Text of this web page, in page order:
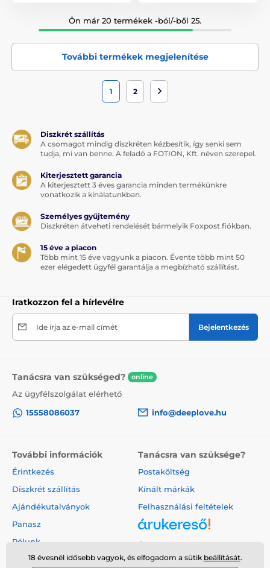
Ön már 20 termékek -ból/-ből 25.
További termékek megjelenítése
1 2
Diszkrét szállítás
A csomagot mindig diszkréten kézbesítik, így senki sem
tudja, mi van benne. A feladó a FOTION, Kft. néven szerepel.
Kiterjesztett garancia
A kiterjesztett 3 éves garancia minden termékünkre
vonatkozik a kínálatunkban.
Személyes gyűjtemény
Diszkréten átveheti rendelését bármelyik Foxpost fiókban.
15 éve a piacon
Több mint 15 éve vagyunk a piacon. Évente több mint 50
ezer elégedett ügyfél garantálja a megbízható szállítást.
Iratkozzon fel a hírlevélre
Ide írja az e-mail címét Bejelentkezés
Tanácsra van szükséged? online
Az ügyfélszolgálat elérhető
15558086037
info@deeplove.hu
További információk
Érintkezés
Diszkrét szállítás
Ajándékutalványok
Panasz
Rólunk
Tanácsra van szüksége?
Postaköltség
Kínált márkák
Felhasználási feltételek
Árukereső.hu
18 évesnél idősebb vagyok, és elfogadom a sütik beállítását.